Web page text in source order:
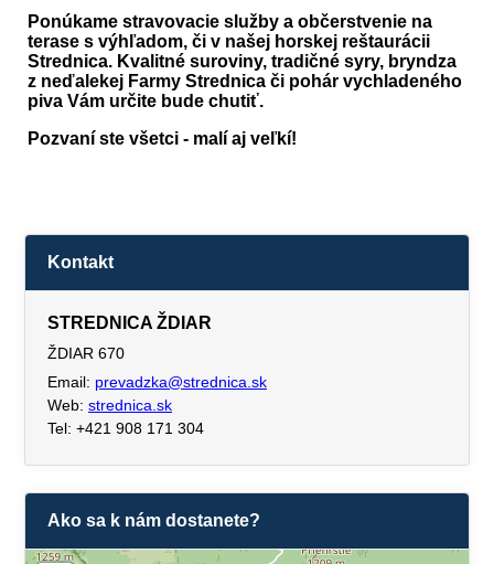
Ponúkame stravovacie služby a občerstvenie na
terase s výhľadom, či v našej horskej reštaurácii
Strednica. Kvalitné suroviny, tradičné syry, bryndza
z neďalekej Farmy Strednica či pohár vychladeného
piva Vám určite bude chutiť.
Pozvaní ste všetci - malí aj veľkí!
Kontakt
STREDNICA ŽDIAR
ŽDIAR 670
Email: prevadzka@strednica.sk
Web: strednica.sk
Tel: +421 908 171 304
Ako sa k nám dostanete?